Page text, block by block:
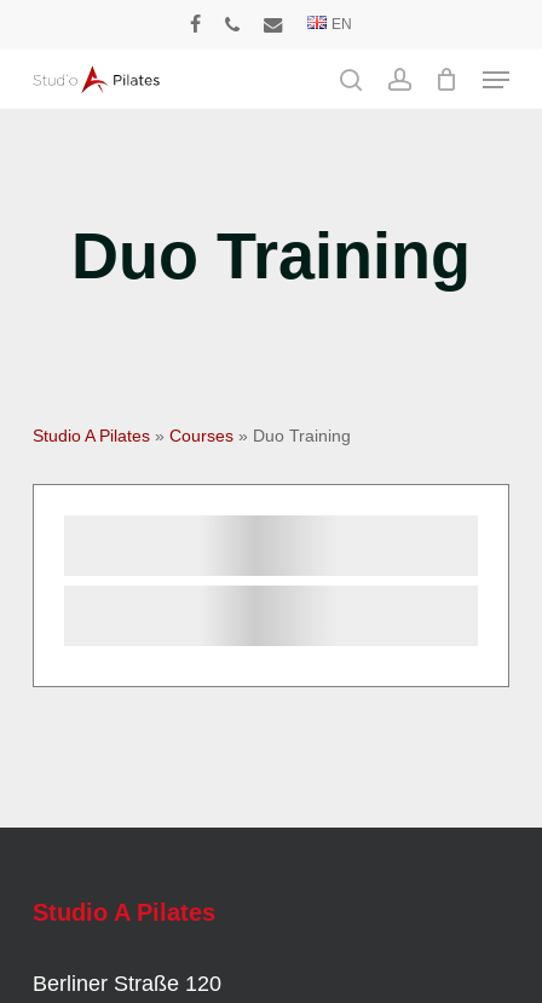
main
EN
Menu
Duo Training
Studio A Pilates» Courses» Duo Training
Studio A Pilates
Berliner Straße 120